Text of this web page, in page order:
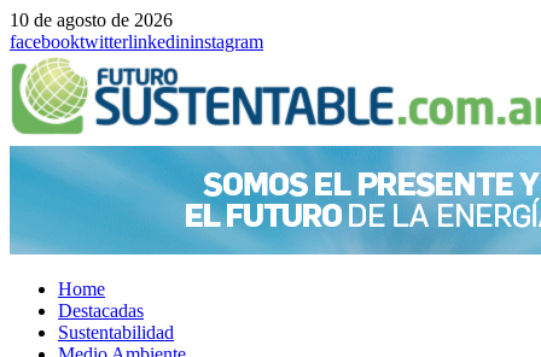
10 de agosto de 2026
facebooktwitterlinkedininstagram
Home
Destacadas
Sustentabilidad